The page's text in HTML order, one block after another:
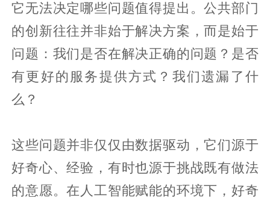
它无法决定哪些问题值得提出。公共部门
的创新往往并非始于解决方案，而是始于
问题：我们是否在解决正确的问题？是否
有更好的服务提供方式？我们遗漏了什
么？
这些问题并非仅仅由数据驱动，它们源于
好奇心、经验，有时也源于挑战既有做法
的意愿。在人工智能赋能的环境下，好奇